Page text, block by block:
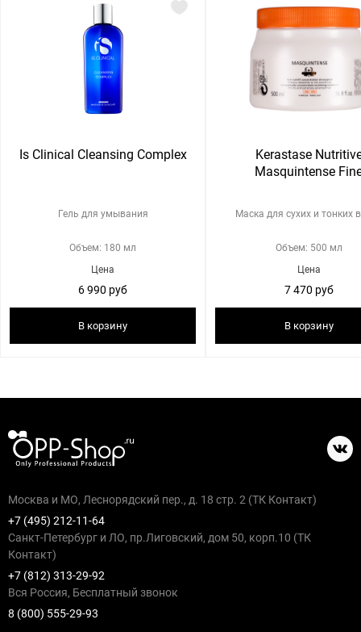
Is Clinical Cleansing Complex
Гель для умывания
Объем: 180 мл
Цена
6 990 руб
В корзину
Kerastase
Masquintense
Маска для сухих и тонких
Объем: 500 мл
Цена
7 470 руб
В корзину
Москва и МО, Леснорядский пер., д. 18 стр. 2 (ТК Контакт)
+7 (495) 212-11-64
Санкт-Петербург и ЛО, пр.Лиговский, дом 50, корп.10 (ТК
Контакт)
+7 (812) 313-29-92
Вся Россия, Бесплатный звонок
8 (800) 555-29-93